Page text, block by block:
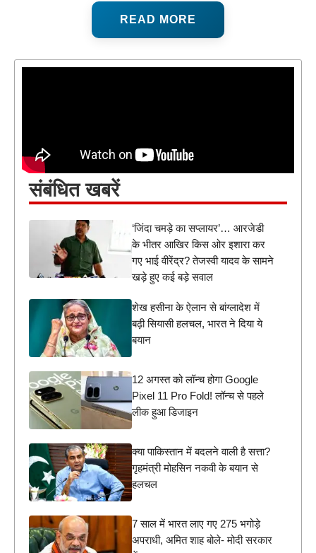
READ MORE
संबंधित खबरें
‘जिंदा चमड़े का सप्लायर’… आरजेडी
के भीतर आखिर किस ओर इशारा कर
गए भाई वीरेंद्र? तेजस्वी यादव के सामने
खड़े हुए कई बड़े सवाल
शेख हसीना के ऐलान से बांग्लादेश में
बढ़ी सियासी हलचल, भारत ने दिया ये
बयान
12 अगस्त को लॉन्च होगा Google
Pixel 11 Pro Fold! लॉन्च से पहले
लीक हुआ डिजाइन
क्या पाकिस्तान में बदलने वाली है सत्ता?
गृहमंत्री मोहसिन नकवी के बयान से
हलचल
7 साल में भारत लाए गए 275 भगोड़े
अपराधी, अमित शाह बोले- मोदी सरकार